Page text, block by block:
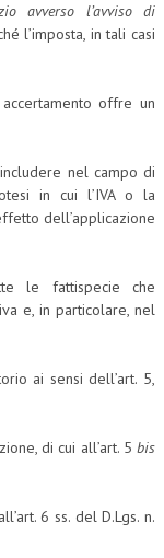
avverso l’avviso di
l’imposta, in tali casi
offre un
nel campo di
in cui l’IVA o la
dell’applicazione
le fattispecie che
e, in particolare, nel
ai sensi dell’art. 5,
di cui all’art. 5 bis
6 ss. del D.Lgs. n.